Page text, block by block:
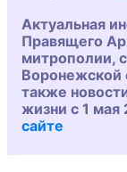
Актуальная
Правящего
митрополии,
Воронежской
также
жизни с 1
сайте